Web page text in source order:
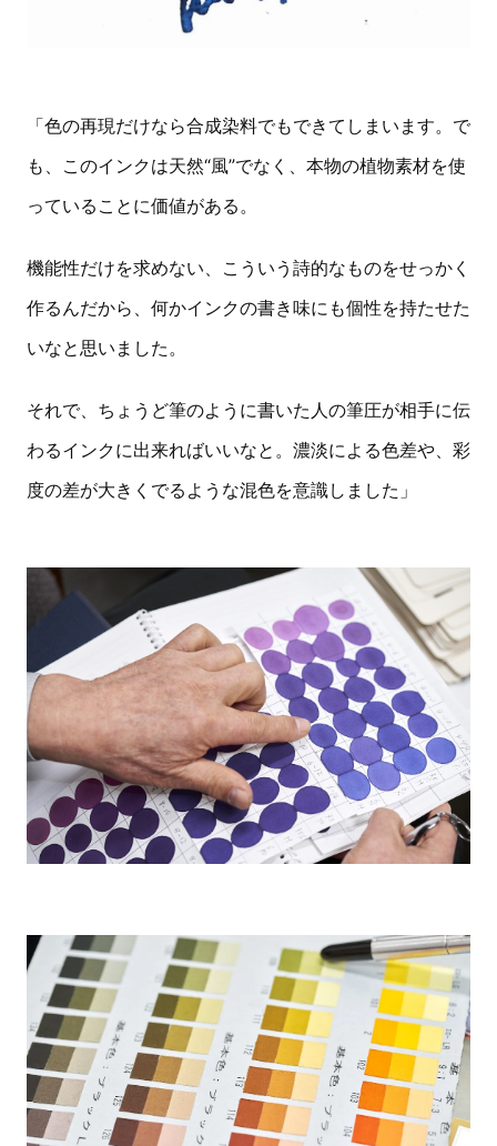
「色の再現だけなら合成染料でもできてしまいます。で
も、このインクは天然“風”でなく、本物の植物素材を使
っていることに価値がある。
機能性だけを求めない、こういう詩的なものをせっかく
作るんだから、何かインクの書き味にも個性を持たせた
いなと思いました。
それで、ちょうど筆のように書いた人の筆圧が相手に伝
わるインクに出来ればいいなと。濃淡による色差や、彩
度の差が大きくでるような混色を意識しました」